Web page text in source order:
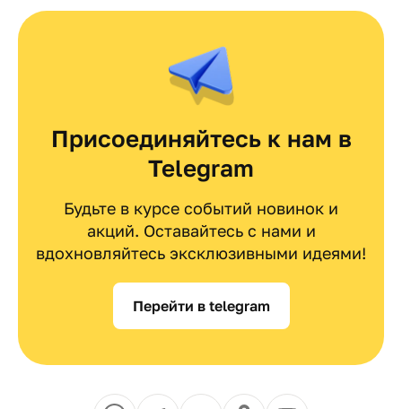
Присоединяйтесь к нам в
Telegram
Будьте в курсе событий новинок и
акций. Оставайтесь с нами и
вдохновляйтесь эксклюзивными идеями!
Перейти в telegram